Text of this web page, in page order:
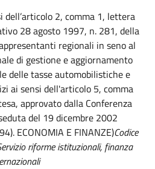
dell’articolo 2, comma 1, lettera
28 agosto 1997, n. 281, della
regionali in seno al
di gestione e aggiornamento
delle tasse automobilistiche e
ai sensi dell'articolo 5, comma
approvato dalla Conferenza
del 19 dicembre 2002
ECONOMIA E FINANZE)Codice
riforme istituzionali, finanza